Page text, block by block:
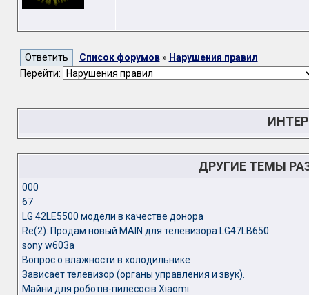
Список форумов» Нарушения правил
Перейти:
ДРУГИЕ ТЕМЫ
000
67
LG 42LE5500 модели в качестве донора
Re(2): Продам новый MAIN для телевизора LG47LB650.
sony w603a
Вопрос о влажности в холодильнике
Зависает телевизор (органы управления и звук).
Майни для роботів-пилесосів Xiaomi.